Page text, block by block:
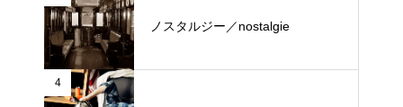
ノスタルジー／nostalgie
4